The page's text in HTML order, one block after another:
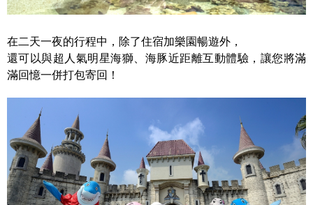
在二天一夜的行程中，除了住宿加樂園暢遊外，
還可以與超人氣明星海獅、海豚近距離互動體驗，讓您將滿
滿回憶一併打包寄回！